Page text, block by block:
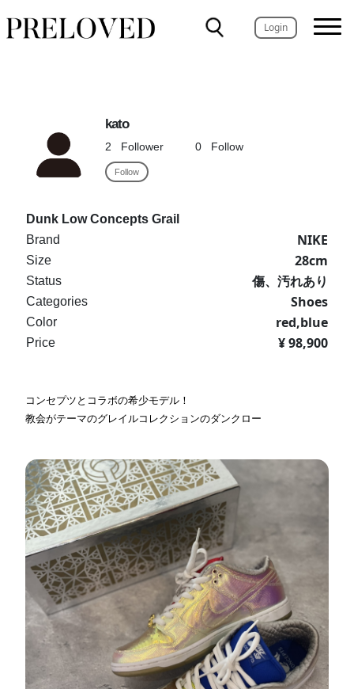
Login
kato
2 Follower 0 Follow
Follow
Dunk Low Concepts Grail
Brand
NIKE
Size 28cm
Status 傷、汚れあり
Categories Shoes
Color red,blue
Price ¥ 98,900
コンセプツとコラボの希少モデル！
教会がテーマのグレイルコレクションのダンクロー